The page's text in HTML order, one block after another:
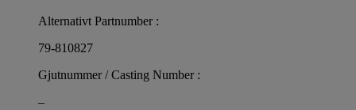
Alternativt Partnumber :
79-810827
Gjutnummer / Casting Number :
–